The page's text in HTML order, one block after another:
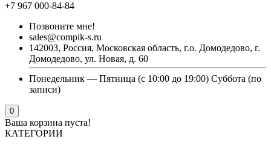
+7 967 000-84-84
Позвоните мне!
sales@compik-s.ru
142003, Россия, Московская область, г.о. Домодедово, г.
Домодедово, ул. Новая, д. 60
Понедельник — Пятница (с 10:00 до 19:00) Суббота (по
записи)
0
Ваша корзина пуста!
КАТЕГОРИИ